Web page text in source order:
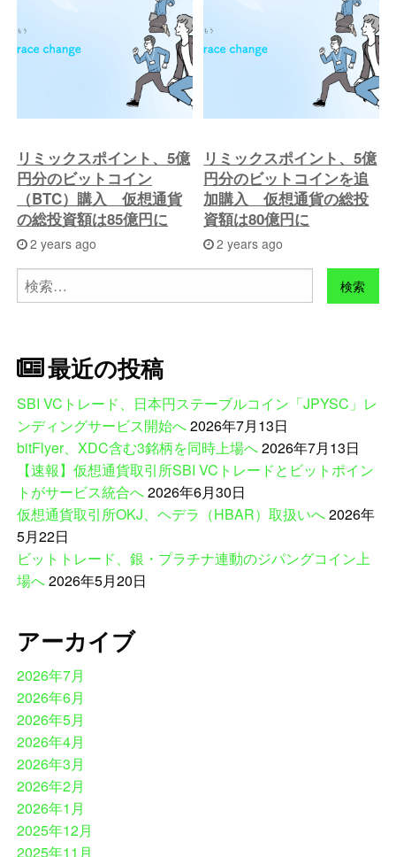
リミックスポイント、5億
円分のビットコイン
（BTC）購入 仮想通貨
の総投資額は85億円に
2 years ago
リミックスポイント、5億
円分のビットコインを追
加購入 仮想通貨の総投
資額は80億円に
2 years ago
検
索:
最近の投稿
SBI VCトレード、日本円ステーブルコイン「JPYSC」レ
ンディングサービス開始へ2026年7月13日
bitFlyer、XDC含む3銘柄を同時上場へ2026年7月13日
【速報】仮想通貨取引所SBI VCトレードとビットポイン
トがサービス統合へ2026年6月30日
仮想通貨取引所OKJ、ヘデラ（HBAR）取扱いへ2026年
5月22日
ビットトレード、銀・プラチナ連動のジパングコイン上
場へ2026年5月20日
アーカイブ
2026年7月
2026年6月
2026年5月
2026年4月
2026年3月
2026年2月
2026年1月
2025年12月
2025年11月